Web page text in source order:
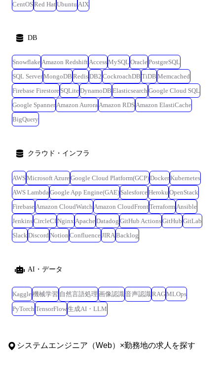
CentOSRed HatUbuntu AIX
DB
SnowflakeAmazon RedshiftAccessMySQL OraclePostgreSQL
SQL ServerMongoDB RedisDB2 CockroachDB TiDB Memcached
Firebase Firestore SQLiteDynamoDB Elasticsearch Google Cloud SQL
Google SpannerAmazon AuroraAmazon RDSAmazon ElastiCache
BigQuery
クラウド・インフラ
AWSMicrosoft AzureGoogle Cloud Platform(GCP)DockerKubernetes
AWS LambdaGoogle App Engine(GAE) SalesforceHeroku OpenStack
FirebaseAmazon CloudWatch Amazon CloudFrontTerraformAnsible
JenkinsCircleCINginx ApacheDatadog GitHub ActionsGitHub GitLab
SlackDiscord Notion ConfluenceJIRABacklog
AI・データ
Kaggle機械学習 自然言語処理 画像認識音声認識RAGMLOps
PyTorch TensorFlow生成AI・LLM
システムエンジニア（Web） ×勤務地の求人を探す